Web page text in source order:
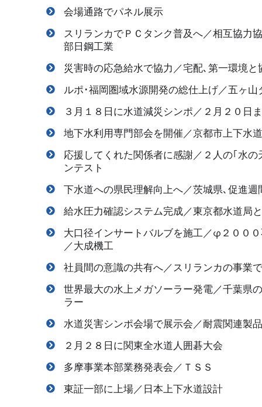
会場通路でパネル展示
スリランカでＰＣタンク普及へ／相互協力
部日鋼工業
災害時の応急給水で協力／宅配､第一環境
ルポ･福岡圏域水源開発の総仕上げ／五ヶ
３月１８日に水道減災シンポ／２月２０日
地下水利用専門部会を開催／京都市上下水
応援してくれた関係者に感謝／２人の｢水
ンテスト
下水道への県民理解向上へ／茨城県､促進
給水圧力確認システム完成／東京都水道局
大口径インサートバルブを施工／φ２００
／大成機工
社員間の意識の共有へ／スリランカの事業
世界最大の水上メガソーラー発電／千葉県
ラー
水道災害シンポ会場で展示会／耐震関連製
２月２８日に関東全水道人囲碁大会
多摩事業本部業務発表会／ＴＳＳ
東証一部に上場／日本上下水道設計